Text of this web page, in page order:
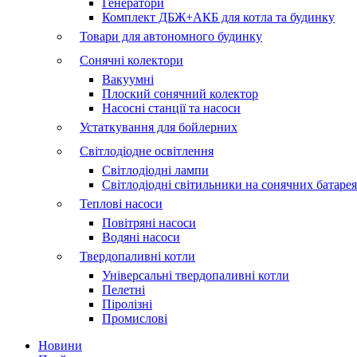
Генератори
Комплект ДБЖ+АКБ для котла та будинку
Товари для автономного будинку
Сонячні колектори
Вакуумні
Плоский сонячний колектор
Насосні станції та насоси
Устаткування для бойлерних
Світлодіодне освітлення
Світлодіодні лампи
Світлодіодні світильники на сонячних
Теплові насоси
Повітряні насоси
Водяні насоси
Твердопаливні котли
Універсальні твердопаливні котли
Пелетні
Піролізні
Промислові
Новини